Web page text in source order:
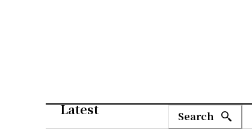
Latest Search